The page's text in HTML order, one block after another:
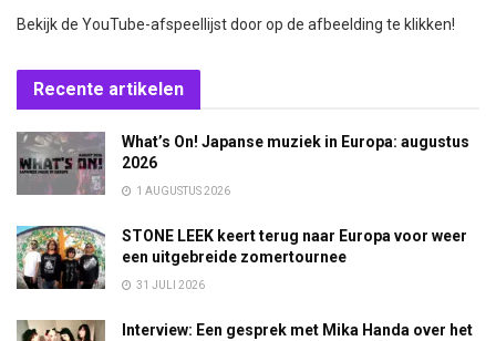
Bekijk de YouTube-afspeellijst door op de afbeelding te klikken!
Recente artikelen
What’s On! Japanse muziek in Europa: augustus
2026
1 AUGUSTUS 2026
STONE LEEK keert terug naar Europa voor weer
een uitgebreide zomertournee
31 JULI 2026
Interview: Een gesprek met Mika Handa over het